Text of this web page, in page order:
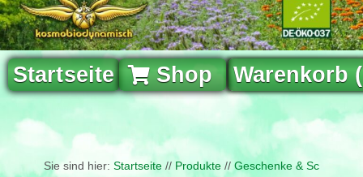
Startseite Shop Warenkorb
Sie sind hier: Startseite // Produkte // Geschenke & Schönes